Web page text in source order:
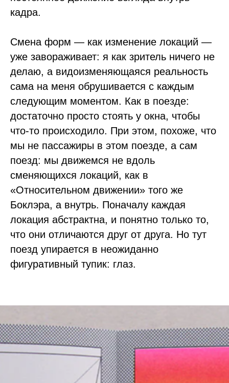
кадра.
Смена форм — как изменение локаций —
уже завораживает: я как зритель ничего не
делаю, а видоизменяющаяся реальность
сама на меня обрушивается с каждым
следующим моментом. Как в поезде:
достаточно просто стоять у окна, чтобы
что-то происходило. При этом, похоже, что
мы не пассажиры в этом поезде, а сам
поезд: мы движемся не вдоль
сменяющихся локаций, как в
«Относительном движении» того же
Боклэра, а внутрь. Поначалу каждая
локация абстрактна, и понятно только то,
что они отличаются друг от друга. Но тут
поезд упирается в неожиданно
фигуративный тупик: глаз.